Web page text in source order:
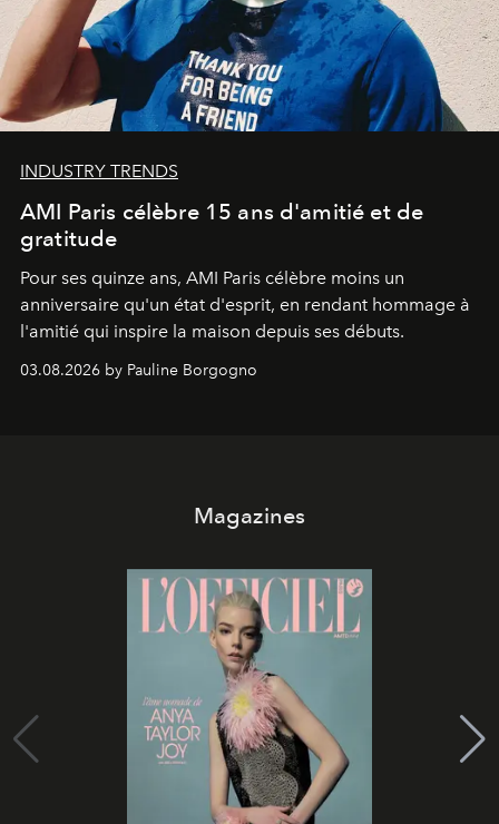
INDUSTRY TRENDS
AMI Paris célèbre 15 ans d'amitié et de
gratitude
Pour ses quinze ans, AMI Paris célèbre moins un
anniversaire qu'un état d'esprit, en rendant hommage à
l'amitié qui inspire la maison depuis ses débuts.
03.08.2026 by Pauline Borgogno
Magazines